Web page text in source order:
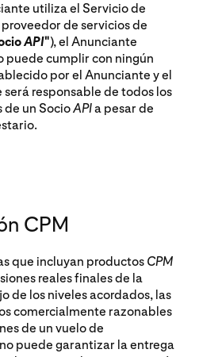
utiliza el Servicio de
de servicios de
API"), el Anunciante
puede cumplir con ningún
por el Anunciante y el
será responsable de todos los
de un SocioAPIa pesar de
CPM
que incluyan productos CPM
reales finales de la
de los niveles acordados, las
comercialmente razonables
de un vuelo de
puede garantizar la entrega